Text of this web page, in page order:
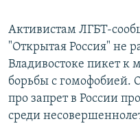
Все сайты РСЕ/РС
Активистам ЛГБТ-
"Открытая Россия" не
Владивостоке пикет
борьбы с гомофобией.
про запрет в России
среди